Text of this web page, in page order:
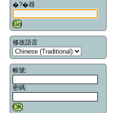
�?�尋
修改語言
帳號:
密碼: